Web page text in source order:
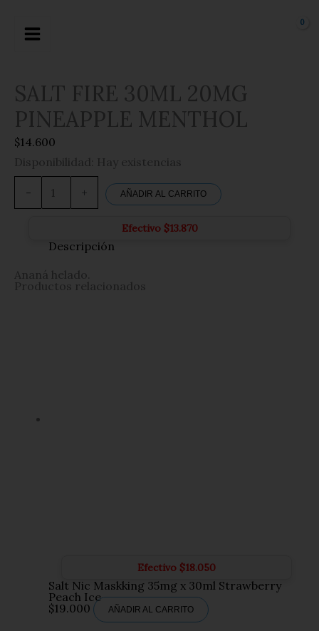
contenido
SALT FIRE 30ML 20MG
PINEAPPLE MENTHOL
$14.600
Disponibilidad: Hay existencias
-
SALT
FIRE
cantidad
+ AÑADIR AL CARRITO
Efectivo $13.870
Descripción
Ananá helado.
Productos relacionados
Efectivo $18.050
Salt Nic Maskking 35mg x 30ml Strawberry
Peach Ice
$19.000 AÑADIR AL CARRITO